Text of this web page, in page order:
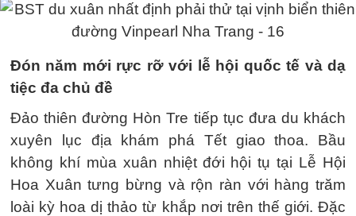
Đón năm mới rực rỡ với lễ hội quốc tế và dạ
tiệc đa chủ đề
Đảo thiên đường Hòn Tre tiếp tục đưa du khách
xuyên lục địa khám phá Tết giao thoa. Bầu
không khí mùa xuân nhiệt đới hội tụ tại Lễ Hội
Hoa Xuân tưng bừng và rộn ràn với hàng trăm
loài kỳ hoa dị thảo từ khắp nơi trên thế giới. Đặc